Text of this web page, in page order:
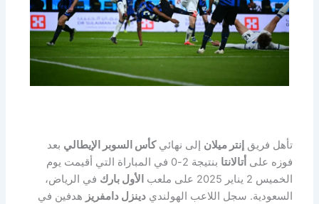
تأهل فريقإنتر ميلان إلى نهائيكأس السوبر الإيطالي بعد
فوزه على أتالانتا
بنتيجة 2-0 في المباراة التي أقيمت يوم
الخميس 2 يناير 2025 على ملعب
الأول بارك في الرياض،
السعودية. سجل اللاعب الهولنديدينزل دامفريز هدفين في